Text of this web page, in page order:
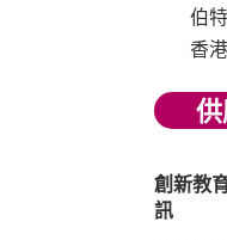
伯
香
創新教
訊